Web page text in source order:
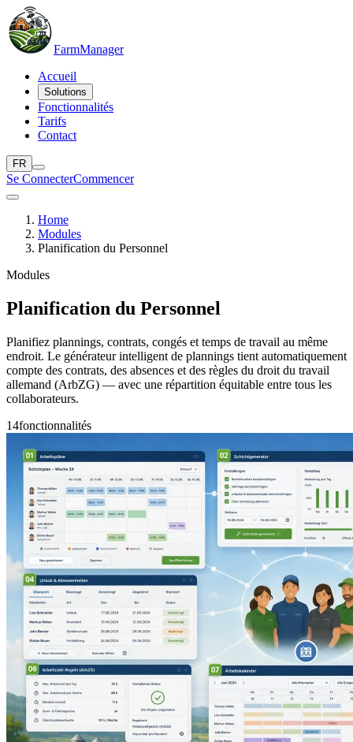
FarmManager
Accueil
Solutions
Fonctionnalités
Tarifs
Contact
FR
Se ConnecterCommencer
Home
Modules
Planification du Personnel
Modules
Planification du Personnel
Planifiez plannings, contrats, congés et temps de travail au même
endroit. Le générateur intelligent de plannings tient automatiquement
compte des contrats, des absences et des règles du droit du travail
allemand (ArbZG) — avec une répartition équitable entre tous les
collaborateurs.
14fonctionnalités